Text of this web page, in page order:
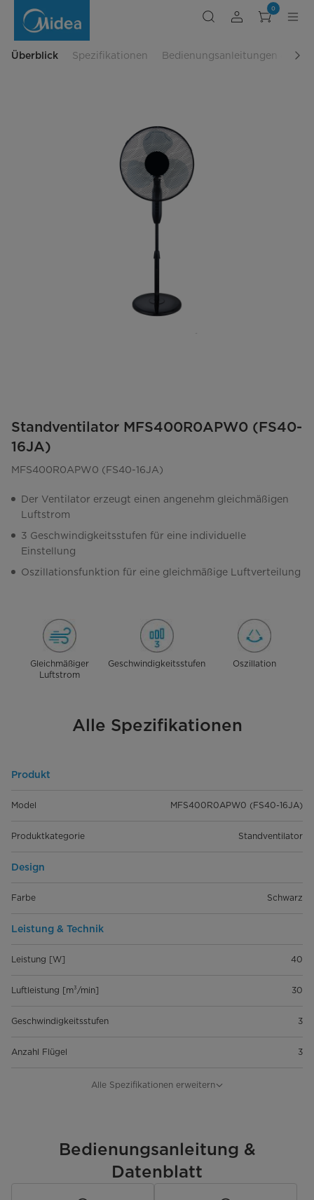
MFS400R0APW0
0
Überblick Spezifikationen Bedienungsanleitungen &
Standventilator MFS400R0APW0 (FS40-
16JA)
MFS400R0APW0 (FS40-16JA)
Der Ventilator erzeugt einen angenehm gleichmäßigen
Luftstrom
3 Geschwindigkeitsstufen für eine individuelle
Einstellung
Oszillationsfunktion für eine gleichmäßige Luftverteilung
Gleichmäßiger
Luftstrom
Geschwindigkeitsstufen Oszillation
Alle Spezifikationen
Produkt
Model MFS400R0APW0 (FS40-16JA)
Produktkategorie Standventilator
Design
Farbe Schwarz
Leistung & Technik
Leistung [W] 40
Luftleistung [m³/min] 30
Geschwindigkeitsstufen 3
Anzahl Flügel 3
Schallleistungspegel [dB(A)]
Bedienung & Anzeige
Alle Spezifikationen erweitern
Bedienungsanleitung &
Datenblatt